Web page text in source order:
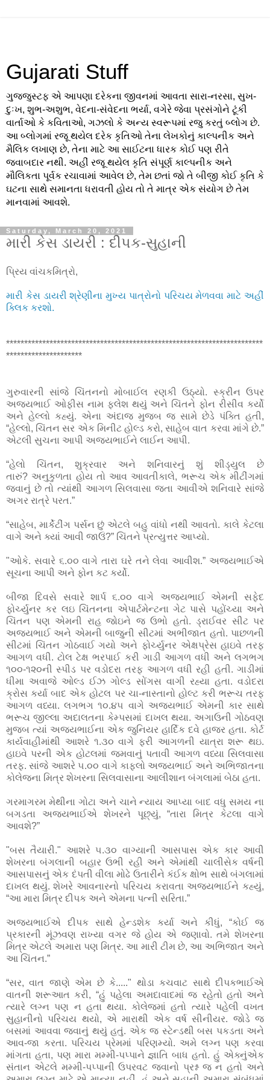
Gujarati Stuff
ગુજજુસ્ટફ એ આપણા દરેકના જીવનમાં આવતા સારા-નરસા, સુખ-
દુઃખ, શુભ-અશુભ, વેદના-સંવેદના ભર્યા, વગેરે જેવા પ્રસંગોને ટૂંકી
વાર્તાઓ કે કવિતાઓ, ગઝલો કે અન્ય સ્વરૂપમાં રજુ કરતું બ્લોગ છે.
આ બ્લોગમાં રજૂ થયેલ દરેક કૃતિઓ તેના લેખકોનું કાલ્પનીક અને
મૈલિક લખાણ છે, તેના માટે આ સાઈટના ધારક કોઈ પણ રીતે
જવાબદાર નથી. અહીં રજૂ થયેલ કૃતિ સંપૂર્ણ કાલ્પનીક અને
મૌલિકતા પૂર્વક રચાવામાં આવેલ છે, તેમ છતાં જો તે બીજી કોઈ કૃતિ કે
ઘટના સાથે સમાનતા ધરાવતી હોય તો તે માત્ર એક સંયોગ છે તેમ
માનવામાં આવશે.
Saturday, March 20, 2021
મારી કેસ ડાયરી : દીપક-સુહાની
પ્રિય વાંચકમિત્રો,
મારી કેસ ડાયરી શ્રેણીના મુખ્ય પાત્રોનો પરિચય મેળવવા માટે અહીં
ક્લિક કરશો.
***********************************************************************
*********************
ગુરુવારની સાંજે ચિંતનનો મોબાઈલ રણકી ઉઠ્યો. સ્ક્રીન ઉપર
અજયભાઈ ઓફીસ નામ ફ્લેશ થયું અને ચિંતને ફોન રીસીવ કર્યો
અને હેલ્લો કહ્યું. એના અંદાજ મુજબ જ સામે છેડે પંક્તિ હતી,
“હેલ્લો, ચિંતન સર એક મિનીટ હોલ્ડ કરો, સાહેબ વાત કરવા માંગે છે.”
એટલી સુચના આપી અજયભાઈને લાઈન આપી.
“હેલો ચિંતન, શુક્રવાર અને શનિવારનું શું શીડ્યુલ છે
તારું? અનુકુળતા હોય તો આવ આવતીકાલે, ભરૂચ એક મીટીંગમાં
જવાનું છે તો ત્યાંથી આગળ સિલવાસા જતા આવીએ શનિવારે સાંજે
અગર રાત્રે પરત.”
“સાહેબ, માર્કેટીંગ પર્સન છું એટલે બહુ વાંધો નથી આવતો. કાલે કેટલા
વાગે અને ક્યાં આવી જાઉં?” ચિંતને પ્રત્યુત્તર આપ્યો.
"ઓકે. સવારે ૬.૦૦ વાગે તારા ઘરે તને લેવા આવીશ.” અજયભાઈએ
સૂચના આપી અને ફોન કટ કર્યો.
બીજા દિવસે સવારે શાર્પ ૬.૦૦ વાગે અજયભાઈ એમની સફેદ
ફોર્ચ્યુનર કર લઇ ચિંતનના એપાર્ટમેન્ટના ગેટ પાસે પહોંચ્યા અને
ચિંતન પણ એમની રાહ જોઇને જ ઉભો હતો. ડ્રાઈવર સીટ પર
અજયભાઈ અને એમની બાજુની સીટમાં અભીજાત હતો. પાછળની
સીટમાં ચિંતન ગોઠવાઈ ગયો અને ફોર્ચ્યુનર એક્ષપ્રેસ હાઇવે તરફ
આગળ વધી. ટોલ ટેક્ષ ભરપાઈ કરી ગાડી આગળ વધી અને લગભગ
૧૦૦-૧૨૦ની સ્પીડ પર વડોદરા તરફ આગળ વધી રહી હતી. ગાડીમાં
ધીમા અવાજે ઓલ્ડ ઈઝ ગોલ્ડ સોંગસ વાગી રહ્યા હતા. વડોદરા
ક્રોસ કર્યા બાદ એક હોટલ પર ચા-નાસ્તાનો હોલ્ટ કરી ભરૂચ તરફ
આગળ વધ્યા. લગભગ ૧૦.૪૫ વાગે અજયભાઈ એમની કાર સાથે
ભરૂચ જીલ્લા અદાલતના કેમ્પસમાં દાખલ થયા. અગાઉની ગોઠવણ
મુજબ ત્યાં અજયભાઈના એક જુનિયર હાર્દિક દવે હાજર હતા. કોર્ટ
કાર્યવાહીમાંથી આશરે ૧.૩૦ વાગે ફરી આગળની યાત્રા શરૂ થઇ.
હાઇવે પરની એક હોટલમાં જમવાનું પતાવી આગળ વધ્યા સિલવાસા
તરફ. સાંજે આશરે ૫.૦૦ વાગે કાફલો અજયભાઈ અને અભિજાતના
કોલેજના મિત્ર શેખરના સિલવાસાના આલીશાન બંગલામાં બેઠા હતા.
ગરમાગરમ મેથીના ગોટા અને ચાને ન્યાય આપ્યા બાદ વધુ સમય ના
બગડતા અજયભાઈએ શેખરને પૂછ્યું, “તારા મિત્ર કેટલા વાગે
આવશે?”
"બસ તૈયારી." આશરે ૫.૩૦ વાગ્યાની આસપાસ એક કાર આવી
શેખરના બંગલાની બહાર ઉભી રહી અને એમાંથી ચાલીસેક વર્ષની
આસપાસનું એક દંપતી વીલા મોઢે ઉતારીને કંઈક ક્ષોભ સાથે બંગલામાં
દાખલ થયું. શેખરે આવનારનો પરિચય કરાવતા અજયભાઈને કહ્યું,
“આ મારા મિત્ર દીપક અને એમના પત્ની સરિતા.”
અજયભાઈએ દીપક સાથે હેન્ડશેક કર્યા અને કીધું, “કોઈ જ
પ્રકારની મૂંઝવણ રાખ્યા વગર જે હોય એ જણાવો. તમે શેખરના
મિત્ર એટલે અમારા પણ મિત્ર. આ મારી ટીમ છે, આ અભિજાત અને
આ ચિંતન.”
“સર, વાત જાણે એમ છે કે....." થોડા કચવાટ સાથે દીપકભાઈએ
વાતની શરૂઆત કરી, “હું પહેલા અમદાવાદમાં જ રહેતો હતો અને
ત્યારે લગ્ન પણ ન હતા થયા. કોલેજમાં હતો ત્યારે પહેલી વખત
સુહાનીનો પરિચય થયો, એ મારાથી એક વર્ષ સીનીયર. જોડે જ
બસમાં આવવા જવાનું થયું હતું. એક જ સ્ટેન્ડથી બસ પકડતા અને
આવ-જા કરતા. પરિચય પ્રેમમાં પરિણમ્યો. અમે લગ્ન પણ કરવા
માંગતા હતા, પણ મારા મમ્મી-પપ્પાને જ્ઞાતિ બાધ હતો. હું એક્નુંએક
સંતાન એટલે મમ્મી-પપ્પાની ઉપરવટ જવાનો પ્રશ્ન જ ન હતો અને